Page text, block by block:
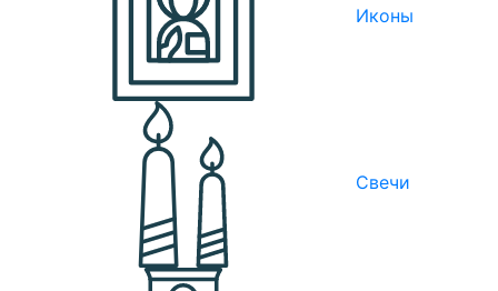
Иконы
Свечи